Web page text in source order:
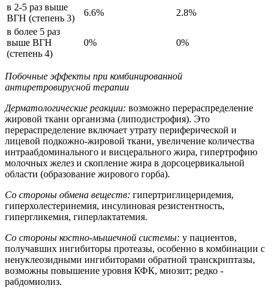
в 2-5 раз выше
ВГН (степень 3)
6.6%
2.8%
в более 5 раз
выше ВГН
(степень 4)
0% 0%
Побочные эффекты при комбинированной
антиретровирусной терапии
Дерматологические реакции: возможно перераспределение
жировой ткани организма (липодистрофия). Это
перераспределение включает утрату периферической и
лицевой подкожно-жировой ткани, увеличение количества
интраабдоминального и висцерального жира, гипертрофию
молочных желез и скопление жира в дорсоцервикальной
области (образование жирового горба).
Со стороны обмена веществ: гипертриглицеридемия,
гиперхолестеринемия, инсулиновая резистентность,
гипергликемия, гиперлактатемия.
Со стороны костно-мышечной системы: у пациентов,
получавших ингибиторы протеазы, особенно в комбинации с
ненуклеозидными ингибиторами обратной транскриптазы,
возможны повышение уровня КФК, миозит; редко -
рабдомиолиз.